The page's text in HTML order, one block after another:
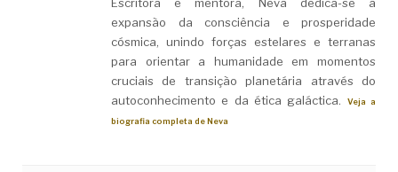
expansão da consciência e prosperidade
cósmica, unindo forças estelares e terranas
para orientar a humanidade em momentos
cruciais de transição planetária através do
autoconhecimento e da ética galáctica.
Veja a
biografia completa de Neva